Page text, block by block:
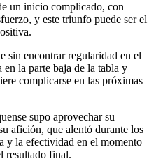
un inicio complicado, con
y este triunfo puede ser el
sin encontrar regularidad en el
la parte baja de la tabla y
complicarse en las próximas
supo aprovechar su
afición, que alentó durante los
y la efectividad en el momento
resultado final.